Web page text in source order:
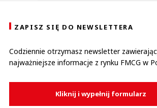
ZAPISZ SIĘ DO NEWSLETTERA
Codziennie otrzymasz newsletter
najważniejsze informacje z rynku FMCG w
Kliknij i wypełnij formularz